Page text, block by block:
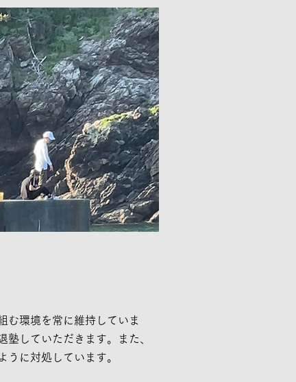
む環境を常に維持していま
していただきます。また、
に対処しています。